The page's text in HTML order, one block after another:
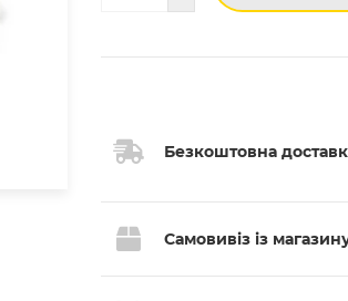
Безкоштовна
Самовивіз із